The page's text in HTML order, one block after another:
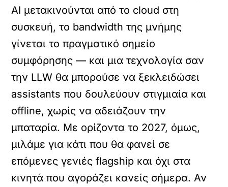
AI μετακινούνται από το cloud στη
συσκευή, το bandwidth της μνήμης
γίνεται το πραγματικό σημείο
συμφόρησης — και μια τεχνολογία σαν
την LLW θα μπορούσε να ξεκλειδώσει
assistants που δουλεύουν στιγμιαία και
offline, χωρίς να αδειάζουν την
μπαταρία. Με ορίζοντα το 2027, όμως,
μιλάμε για κάτι που θα φανεί σε
επόμενες γενιές flagship και όχι στα
κινητά που αγοράζει κανείς σήμερα. Αν